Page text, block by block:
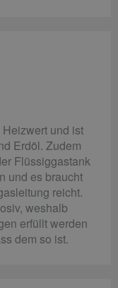
und ist
Erdöl. Zudem
Flüssiggastank
und es braucht
reicht.
weshalb
erfüllt werden
dem so ist.